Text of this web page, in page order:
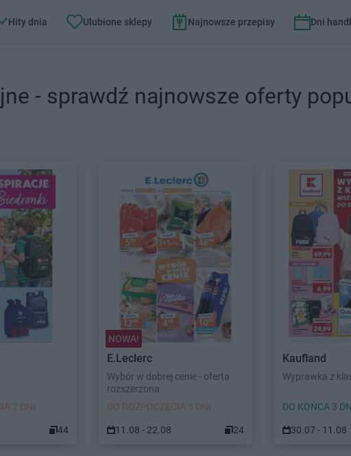
Hity dnia Ulubione sklepy Najnowsze przepisy Dni
- sprawdź najnowsze oferty
2 DNI
44
NOWA!
E.Leclerc
Wybór w dobrej cenie - oferta
rozszerzona
DO ROZPOCZĘCIA 3 DNI
11.08 - 22.08 24
Kaufland
Wyprawka z
DO KOŃCA 3
30.07 - 11.08